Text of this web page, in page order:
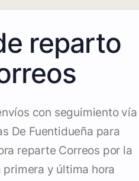
reparto
con seguimiento vía
De Fuentidueña para
reparte Correos por la
y última hora